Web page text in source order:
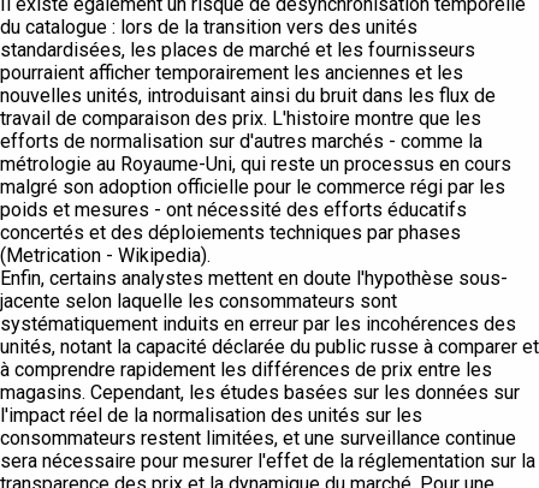
du catalogue : lors de la transition vers des unités
standardisées, les places de marché et les fournisseurs
pourraient afficher temporairement les anciennes et les
nouvelles unités, introduisant ainsi du bruit dans les flux de
travail de comparaison des prix. L'histoire montre que les
efforts de normalisation sur d'autres marchés - comme la
métrologie au Royaume-Uni, qui reste un processus en cours
malgré son adoption officielle pour le commerce régi par les
poids et mesures - ont nécessité des efforts éducatifs
concertés et des déploiements techniques par phases
(Metrication - Wikipedia).
Enfin, certains analystes mettent en doute l'hypothèse sous-
jacente selon laquelle les consommateurs sont
systématiquement induits en erreur par les incohérences des
unités, notant la capacité déclarée du public russe à comparer et
à comprendre rapidement les différences de prix entre les
magasins. Cependant, les études basées sur les données sur
l'impact réel de la normalisation des unités sur les
consommateurs restent limitées, et une surveillance continue
sera nécessaire pour mesurer l'effet de la réglementation sur la